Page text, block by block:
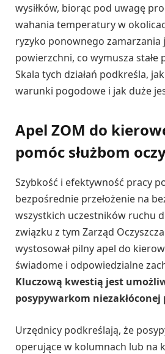
wysiłków, biorąc pod uwagę
wahania temperatury w
ryzyko ponownego zamarzania
powierzchni, co wymusza
Skala tych działań podkreśla,
warunki pogodowe i jak duże
Apel ZOM do
pomóc służbom
Szybkość i efektywność pracy
bezpośrednie przełożenie na
wszystkich uczestników ruchu
związku z tym Zarząd
wystosował pilny apel do
świadome i odpowiedzialne
Kluczową kwestią jest
posypywarkom niezakłóconej
Urzędnicy podkreślają, że
operujące w kolumnach lub na